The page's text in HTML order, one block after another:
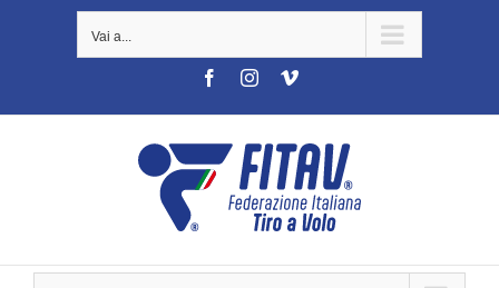
Vai a...
FacebookInstagramVimeo